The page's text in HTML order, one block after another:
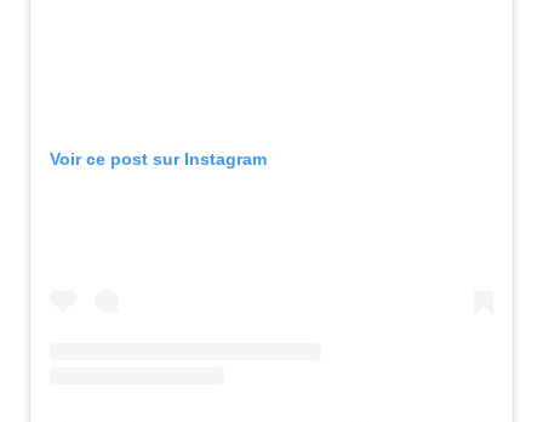
Voir ce post sur Instagram